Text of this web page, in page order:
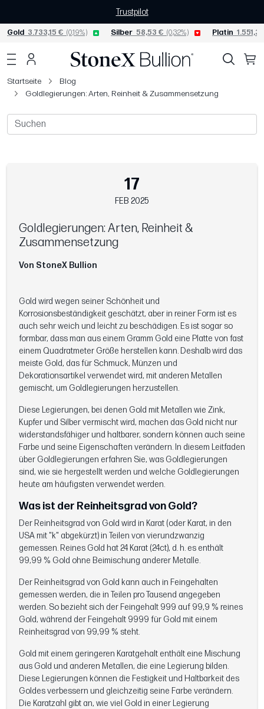
Trustpilot
Gold 3.733,15 € (0,19%) Silber 58,53 € (0,32%) Platin
Startseite
Blog
Goldlegierungen: Arten, Reinheit & Zusammensetzung
17
FEB 2025
Goldlegierungen: Arten, Reinheit &
Zusammensetzung
Von StoneX Bullion
Gold wird wegen seiner Schönheit und
Korrosionsbeständigkeit geschätzt, aber in reiner Form ist es
auch sehr weich und leicht zu beschädigen. Es ist sogar so
formbar, dass man aus einem Gramm Gold eine Platte von fast
einem Quadratmeter Größe herstellen kann. Deshalb wird das
meiste Gold, das für Schmuck, Münzen und
Dekorationsartikel verwendet wird, mit anderen Metallen
gemischt, um Goldlegierungen herzustellen.
Diese Legierungen, bei denen Gold mit Metallen wie Zink,
Kupfer und Silber vermischt wird, machen das Gold nicht nur
widerstandsfähiger und haltbarer, sondern können auch seine
Farbe und seine Eigenschaften verändern. In diesem Leitfaden
über Goldlegierungen erfahren Sie, was Goldlegierungen
sind, wie sie hergestellt werden und welche Goldlegierungen
heute am häufigsten verwendet werden.
Was ist der Reinheitsgrad von Gold?
Der Reinheitsgrad von Gold wird in Karat (oder Karat, in den
USA mit "k" abgekürzt) in Teilen von vierundzwanzig
gemessen. Reines Gold hat 24 Karat (24ct), d. h. es enthält
99,99 % Gold ohne Beimischung anderer Metalle.
Der Reinheitsgrad von Gold kann auch in Feingehalten
gemessen werden, die in Teilen pro Tausend angegeben
werden. So bezieht sich der Feingehalt 999 auf 99,9 % reines
Gold, während der Feingehalt 9999 für Gold mit einem
Reinheitsgrad von 99,99 % steht.
Gold mit einem geringeren Karatgehalt enthält eine Mischung
aus Gold und anderen Metallen, die eine Legierung bilden.
Diese Legierungen können die Festigkeit und Haltbarkeit des
Goldes verbessern und gleichzeitig seine Farbe verändern.
Die Karatzahl gibt an, wie viel Gold in einer Legierung